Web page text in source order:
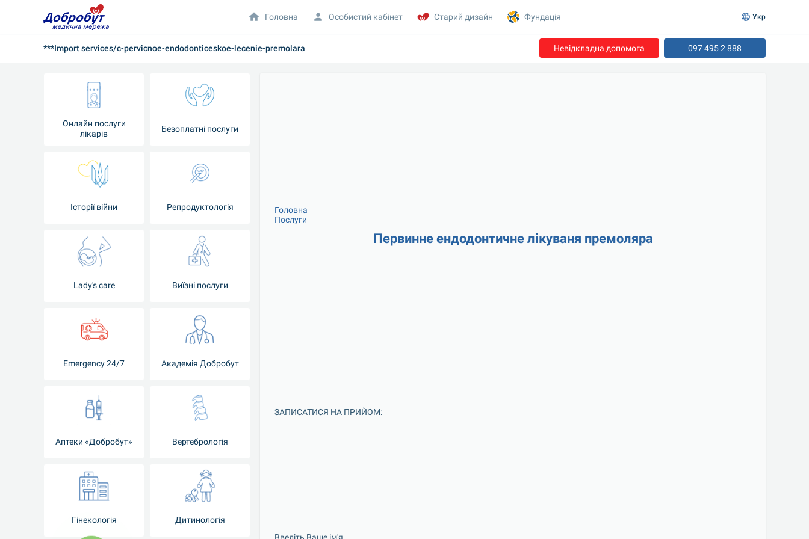
***Import services/c-pervicnoe-endodonticeskoe-lecenie-premolara Невідкладна допомога 097 495 2 888
Онлайн послуги
лікарів
Безоплатні послуги
Історії війни Репродуктологія
Lady's care Виїзні послуги
Emergency 24/7 Академія Добробут
Аптеки «Добробут» Вертебрологія
Гінекологія Дитинологія
Головна
Послуги
Первинне ендодонтичне лікуваня премоляра
ЗАПИСАТИСЯ НА ПРИЙОМ:
Головна Особистий кабінет Старий дизайн Фундація Укр